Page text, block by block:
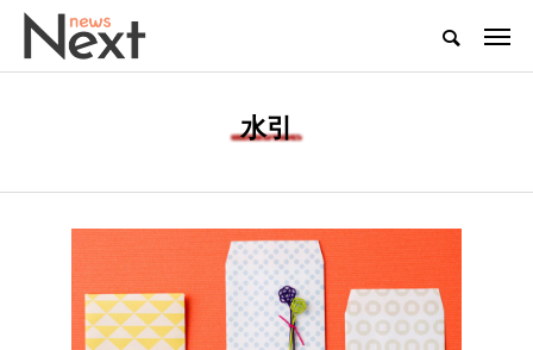
水引